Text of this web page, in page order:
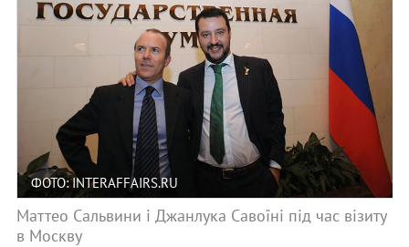
ФОТО: INTERAFFAIRS.RU
Маттео Сальвини і Джанлука Савоїні під час візиту
в Москву